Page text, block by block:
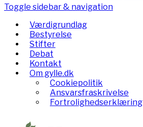
Toggle sidebar & navigation
Værdigrundlag
Bestyrelse
Stifter
Debat
Kontakt
Om gylle.dk
Cookiepolitik
Ansvarsfraskrivelse
Fortrolighedserklæring